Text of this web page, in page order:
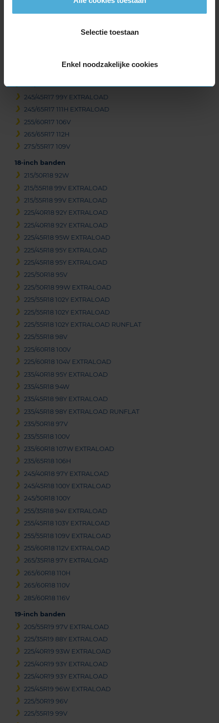
Selectie toestaan
Enkel noodzakelijke cookies
235/55R17 103Y EXTRALOAD
245/40R17 95Y EXTRALOAD
245/45R17 99Y EXTRALOAD
245/65R17 111H EXTRALOAD
255/60R17 106V
265/65R17 112H
275/55R17 109V
18-inch banden
215/50R18 92W
215/55R18 99V EXTRALOAD
215/55R18 99V EXTRALOAD
225/40R18 92Y EXTRALOAD
225/40R18 92Y EXTRALOAD
225/45R18 95W EXTRALOAD
225/45R18 95Y EXTRALOAD
225/45R18 95Y EXTRALOAD
225/50R18 95V
225/50R18 99W EXTRALOAD
225/55R18 102Y EXTRALOAD
225/55R18 102Y EXTRALOAD
225/55R18 102Y EXTRALOAD RUNFLAT
225/55R18 98V
225/60R18 100V
225/60R18 104V EXTRALOAD
235/40R18 95Y EXTRALOAD
235/45R18 94W
235/45R18 98Y EXTRALOAD
235/45R18 98Y EXTRALOAD RUNFLAT
235/50R18 97V
235/55R18 100V
235/60R18 107W EXTRALOAD
235/65R18 106H
245/40R18 97Y EXTRALOAD
245/45R18 100Y EXTRALOAD
245/50R18 100Y
255/35R18 94Y EXTRALOAD
255/45R18 103Y EXTRALOAD
255/55R18 109V EXTRALOAD
255/60R18 112V EXTRALOAD
265/35R18 97Y EXTRALOAD
265/60R18 110H
265/60R18 110V
285/60R18 116V
19-inch banden
205/55R19 97V EXTRALOAD
225/35R19 88Y EXTRALOAD
225/40R19 93W EXTRALOAD
225/40R19 93Y EXTRALOAD
225/40R19 93Y EXTRALOAD
225/45R19 96W EXTRALOAD
225/50R19 96V
225/55R19 99V